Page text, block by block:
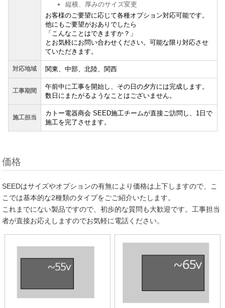
縦横、厚みのサイズ変更
お客様のご要望に応じて各種オプション対応可能です。
他にもご要望がおありでしたら
「こんなことはできますか？」
とお気軽にお問い合わせください。可能な限り対応させ
ていただきます。
対応地域 関東、中部、北陸、関西
工事期間
午前中に工事を開始し、その日の夕方には完成します。
数日にまたがるようなことはございません。
施工担当
カトー電器商会 SEED施工チームが直接ご訪問し、1日で
施工を完了させます。
価格
SEEDはサイズやオプションの有無により価格は上下しますので、こ
こでは基本的な2種類のタイプをごご紹介いたします。
これまでにない製品ですので、初歩的な質問も大歓迎です。工事担当
者が直接お応えしますのでお気軽に電話ください。